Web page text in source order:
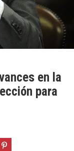
en la
para